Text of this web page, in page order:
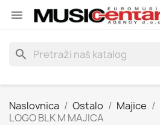

search
Naslovnica Ostalo Majice
LOGO BLK M MAJICA